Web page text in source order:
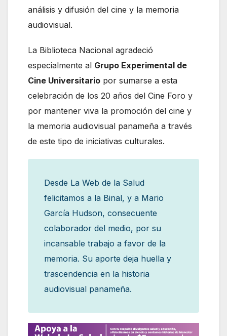
análisis y difusión del cine y la memoria
audiovisual.
La Biblioteca Nacional agradeció
especialmente al Grupo Experimental de
Cine Universitario por sumarse a esta
celebración de los 20 años del Cine Foro y
por mantener viva la promoción del cine y
la memoria audiovisual panameña a través
de este tipo de iniciativas culturales.
Desde La Web de la Salud
felicitamos a la Binal, y a Mario
García Hudson, consecuente
colaborador del medio, por su
incansable trabajo a favor de la
memoria. Su aporte deja huella y
trascendencia en la historia
audiovisual panameña.